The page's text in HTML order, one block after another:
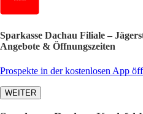
Sparkasse Dachau Filiale –
Angebote & Öffnungszeiten
Prospekte in der kostenlosen App
WEITER